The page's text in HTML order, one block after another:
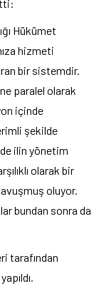
Hükümet
hizmeti
bir sistemdir.
paralel olarak
içinde
şekilde
ilin yönetim
olarak bir
oluyor.
bundan sonra da
tarafından